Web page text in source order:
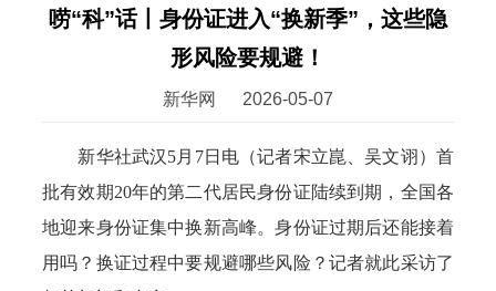
唠“科”话丨身份证进入“换新季”，这些隐
形风险要规避！
新华网 2026-05-07
新华社武汉5月7日电（记者宋立崑、吴文诩）首
批有效期20年的第二代居民身份证陆续到期，全国各
地迎来身份证集中换新高峰。身份证过期后还能接着
用吗？换证过程中要规避哪些风险？记者就此采访了